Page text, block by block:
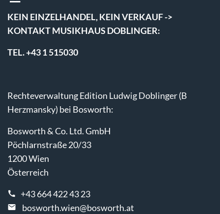
KEIN EINZELHANDEL, KEIN VERKAUF ->
KONTAKT MUSIKHAUS DOBLINGER:
TEL. +43 1 515030
Rechteverwaltung Edition Ludwig Doblinger (B
Herzmansky) bei Bosworth:
Bosworth & Co. Ltd. GmbH
Pöchlarnstraße 20/33
1200 Wien
Österreich
+43 664 422 43 23
bosworth.wien@bosworth.at